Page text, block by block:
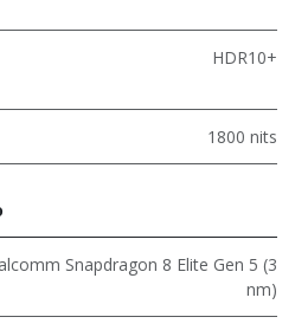
HDR10+
1800 nits
Snapdragon 8 Elite Gen 5 (3
nm)